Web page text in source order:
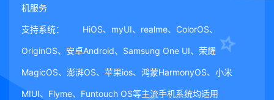
机服务
支持系统： HiOS、myUI、realme、ColorOS、
OriginOS、安卓Android、Samsung One UI、荣耀
MagicOS、澎湃OS、苹果ios、鸿蒙HarmonyOS、小米
MIUI、Flyme、Funtouch OS等主流手机系统均适用